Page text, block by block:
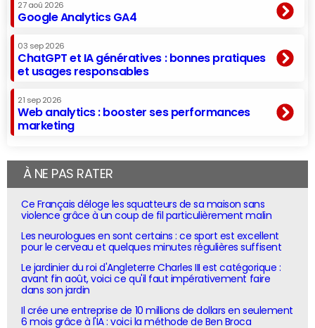
27 aoû 2026
Google Analytics GA4
03 sep 2026
ChatGPT et IA génératives : bonnes pratiques
et usages responsables
21 sep 2026
Web analytics : booster ses performances
marketing
À NE PAS RATER
Ce Français déloge les squatteurs de sa maison sans
violence grâce à un coup de fil particulièrement malin
Les neurologues en sont certains : ce sport est excellent
pour le cerveau et quelques minutes régulières suffisent
Le jardinier du roi d'Angleterre Charles III est catégorique :
avant fin août, voici ce qu'il faut impérativement faire
dans son jardin
Il crée une entreprise de 10 millions de dollars en seulement
6 mois grâce à l'IA : voici la méthode de Ben Broca